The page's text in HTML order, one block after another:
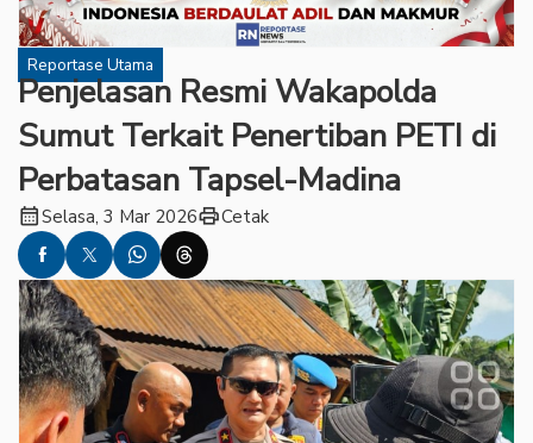
Reportase Utama
Penjelasan Resmi Wakapolda
Sumut Terkait Penertiban PETI di
Perbatasan Tapsel-Madina
calendar_monthSelasa, 3 Mar 2026printCetak